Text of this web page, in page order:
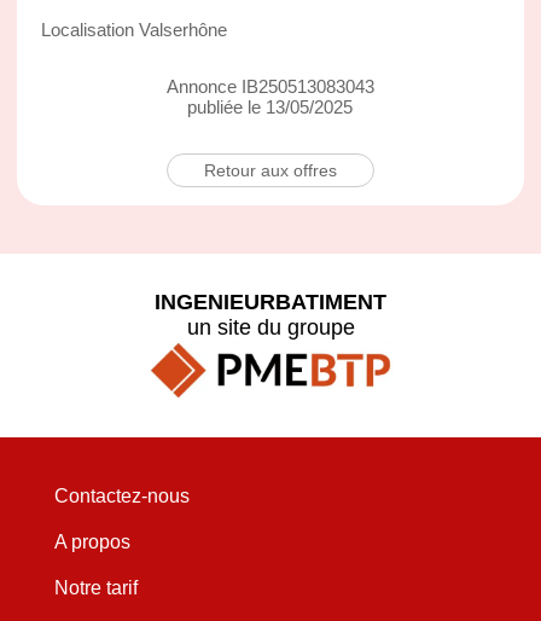
Localisation Valserhône
Annonce IB250513083043
publiée le 13/05/2025
Retour aux offres
INGENIEURBATIMENT
un site du groupe
Contactez-nous
A propos
Notre tarif